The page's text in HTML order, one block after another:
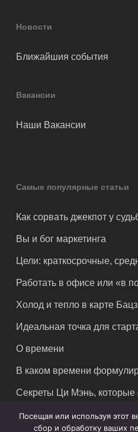
Новости
Ближайшия события
Вакансии
Наши Вакансии
Самые популярные статьи
Как сорвать джекпот у
Вы и бог маркетинга
Цели: краткосрочные,
Работать в офисе или «в
Холод и тепло в карте
Идеальная точка для
О времени
В каком времени
Секреты Ци Мэнь,
Посещая или используя этот
сбор и обработку ваших